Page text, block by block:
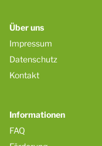
Über uns
Impressum
Datenschutz
Kontakt
Informationen
FAQ